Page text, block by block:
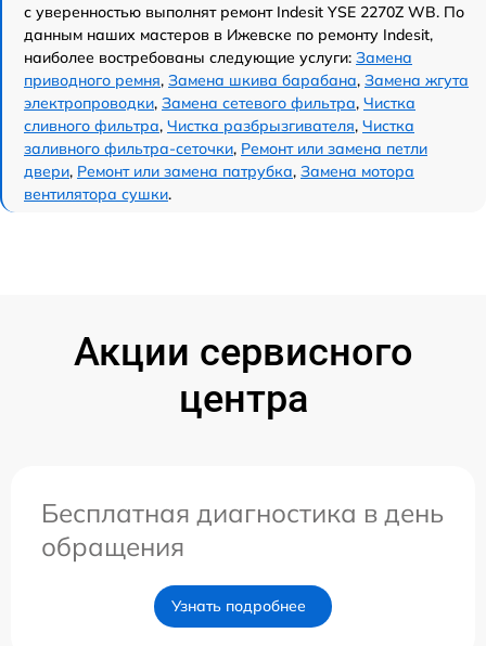
с уверенностью выполнят ремонт Indesit YSE 2270Z WB. По
данным наших мастеров в Ижевске по ремонту Indesit,
наиболее востребованы следующие услуги: Замена
приводного ремня, Замена шкива барабана, Замена жгута
электропроводки, Замена сетевого фильтра, Чистка
сливного фильтра, Чистка разбрызгивателя, Чистка
заливного фильтра-сеточки, Ремонт или замена петли
двери, Ремонт или замена патрубка, Замена мотора
вентилятора сушки.
Акции сервисного
центра
Бесплатная диагностика в день
обращения
Узнать подробнее